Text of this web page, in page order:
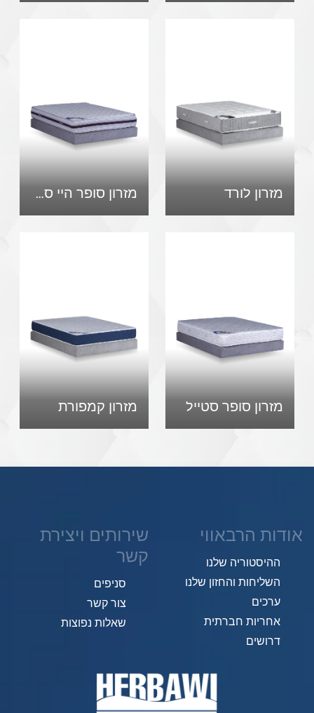
מזרון לורד מזרון סופר היי סליפ
מזרון סופר סטייל מזרון קמפורת
אודות הרבאווי
ההיסטוריה שלנו
השליחות והחזון שלנו
ערכים
אחריות חברתית
דרושים
שירותים ויצירת
קשר
סניפים
צור קשר
שאלות נפוצות